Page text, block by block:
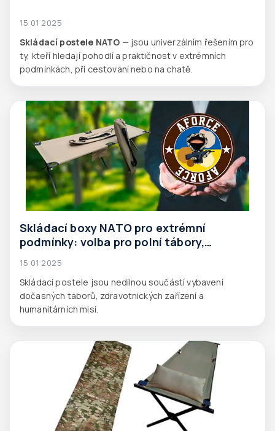
15 01 2025
Skládací postele NATO — jsou univerzálním řešením pro
ty, kteří hledají pohodlí a praktičnost v extrémních
podmínkách, při cestování nebo na chatě.
Skládací boxy NATO pro extrémní
podmínky: volba pro polní tábory,
15 01 2025
Skládací postele jsou nedílnou součástí vybavení
dočasných táborů, zdravotnických zařízení a
humanitárních misí.